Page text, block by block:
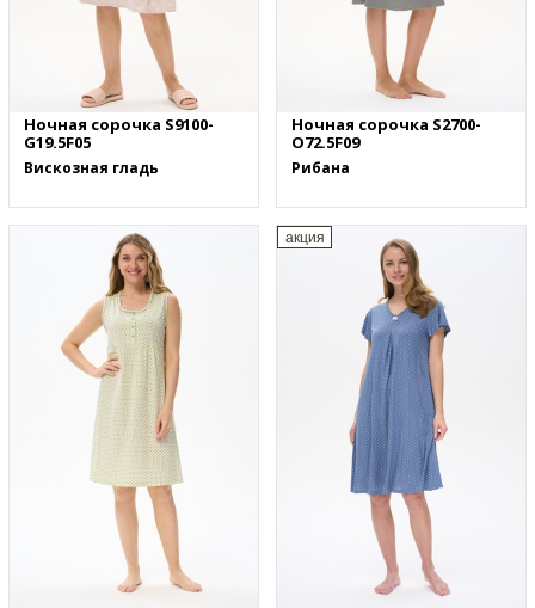
Ночная сорочка S9100-
G19.5F05
Вискозная гладь
Ночная сорочка S2700-
O72.5F09
Рибана
акция